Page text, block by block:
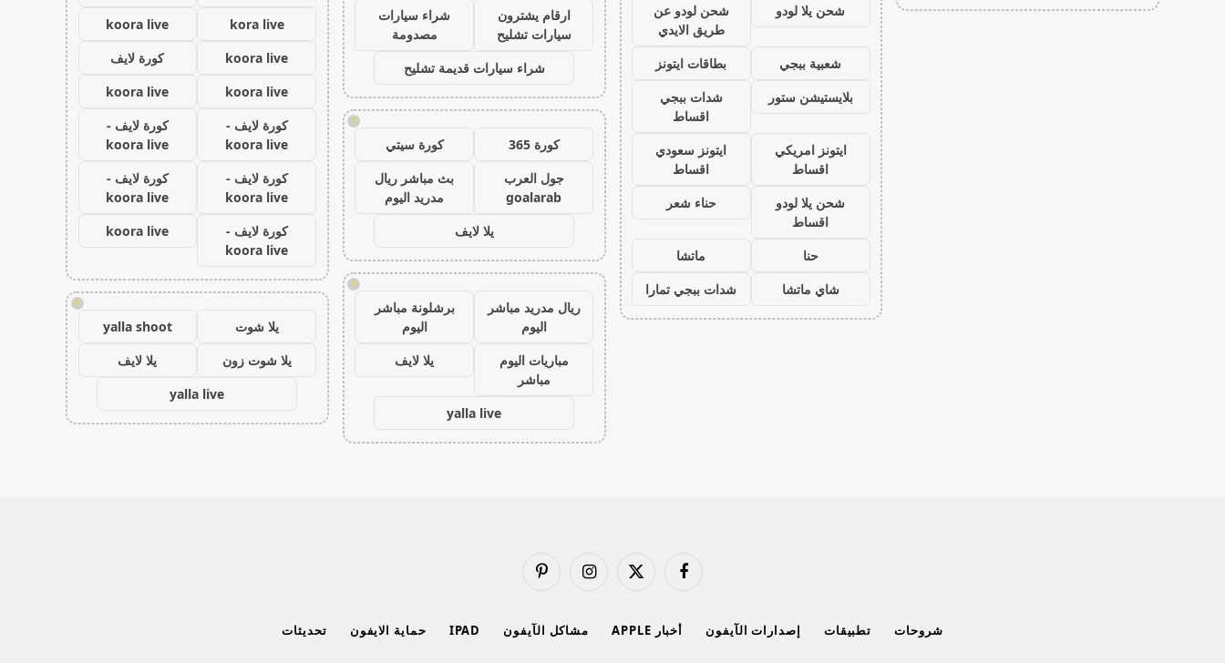
شحن يلا لودو
شحن لودو عن
طريق الايدي
شعبية ببجي
بطاقات ايتونز
بلايستيشن ستور
شدات ببجي
اقساط
ايتونز امريكي
اقساط
ايتونز سعودي
اقساط
شحن يلا لودو
اقساط
حناء شعر
حنا
ماتشا
شاي ماتشا
شدات ببجي تمارا
ارقام يشترون
سيارات تشليح
شراء سيارات
مصدومة
شراء سيارات قديمة تشليح
!
كورة 365
كورة سيتي
جول العرب
goalarab
بث مباشر ريال
مدريد اليوم
يلا لايف
!
ريال مدريد مباشر
اليوم
برشلونة مباشر
اليوم
مباريات اليوم
مباشر
يلا لايف
yalla live
kora live
koora live
koora live
كورة لايف
koora live
koora live
كورة لايف -
koora live
كورة لايف -
koora live
كورة لايف -
koora live
كورة لايف -
koora live
كورة لايف -
koora live
koora live
!
يلا شوت
yalla shoot
يلا شوت زون
يلا لايف
yalla live
فيسبوك
X
الانستغرامبينتيريست
شروحات تطبيقات إصدارات الآيفون أخبار APPLE مشاكل الآيفون IPAD حماية الايفون تحديثات